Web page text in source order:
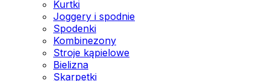
Kurtki
Joggery i spodnie
Spodenki
Kombinezony
Stroje kąpielowe
Bielizna
Skarpetki